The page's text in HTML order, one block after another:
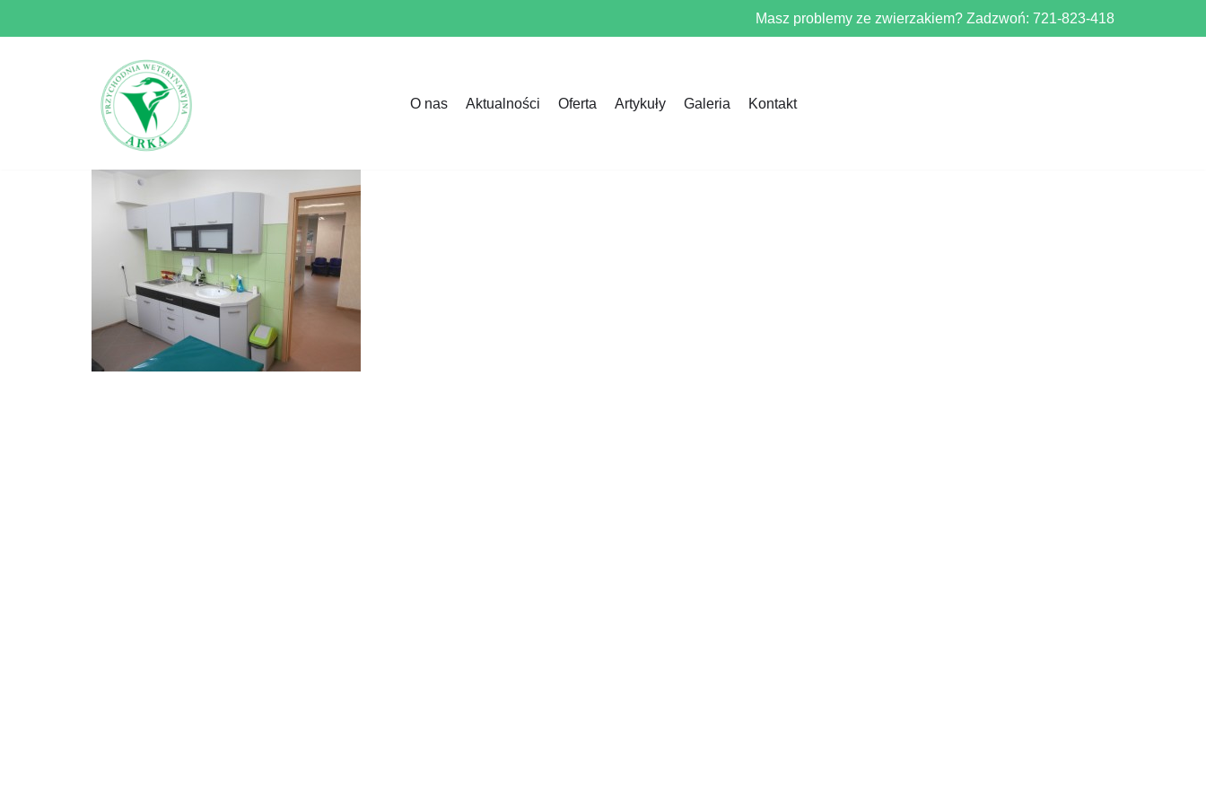
Masz problemy ze zwierzakiem? Zadzwoń: 721-823-418
O nas Aktualności Oferta Artykuły Galeria Kontakt